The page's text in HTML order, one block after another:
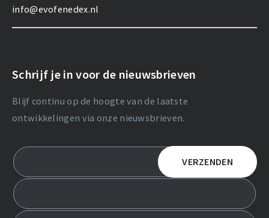
info@evofenedex.nl
Schrijf je in voor de nieuwsbrieven
Blijf continu op de hoogte van de laatste
ontwikkelingen via onze nieuwsbrieven.